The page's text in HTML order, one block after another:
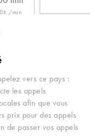
/min
vers ce pays :
les appels
afin que vous
prix pour des appels
de passer vos appels